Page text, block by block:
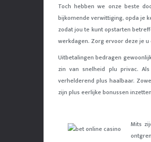
Toch hebben we onze beste
bijkomende verwittiging, opda je
zodat jou te kunt opstarten
werkdagen. Zorg ervoor deze je
Uitbetalingen bedragen
zin van snelheid plu privac.
verhelderend plus haalbaar.
zijn plus eerlijke bonussen
Mits